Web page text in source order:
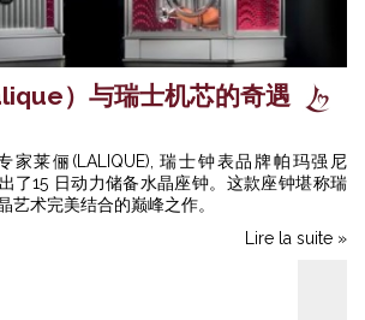
）与瑞士机芯的奇遇
家莱俪(LALIQUE), 瑞士钟表品牌帕玛强尼
了15 日动力储备水晶座钟。这款座钟堪称瑞
艺术完美结合的巅峰之作。
Lire la suite »